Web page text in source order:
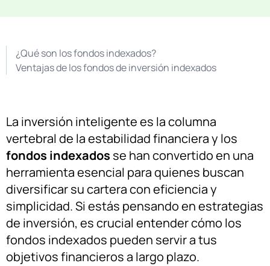
¿Qué son los fondos indexados?
Ventajas de los fondos de inversión indexados
La inversión inteligente es la columna
vertebral de la estabilidad financiera y los
fondos indexados se han convertido en una
herramienta esencial para quienes buscan
diversificar su cartera con eficiencia y
simplicidad. Si estás pensando en estrategias
de inversión, es crucial entender cómo los
fondos indexados pueden servir a tus
objetivos financieros a largo plazo.